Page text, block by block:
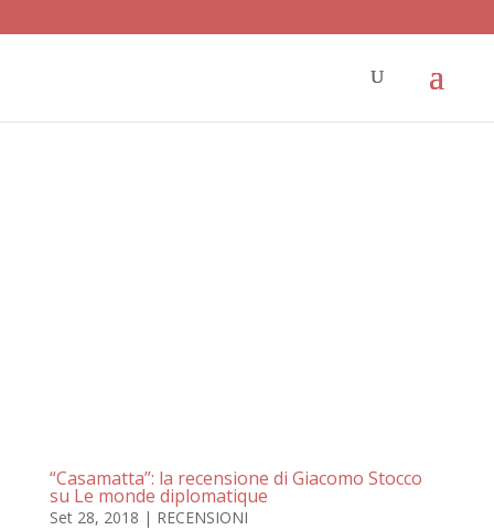
“Casamatta”: la recensione di Giacomo Stocco
su Le monde diplomatique
Set 28, 2018 | RECENSIONI